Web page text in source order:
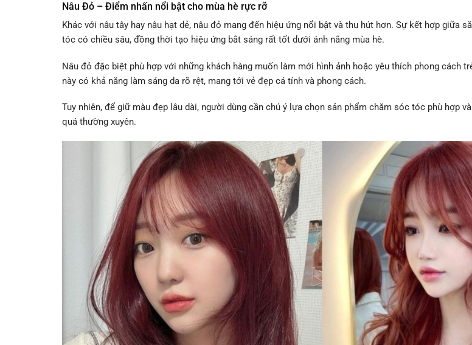
Nâu Đỏ – Điểm nhấn nổi bật cho mùa hè rực rỡ
Khác với nâu tây hay nâu hạt dẻ, nâu đỏ mang đến hiệu ứng nổi bật và thu hút hơn. Sự kết hợp giữa
tóc có chiều sâu, đồng thời tạo hiệu ứng bắt sáng rất tốt dưới ánh nắng mùa hè.
Nâu đỏ đặc biệt phù hợp với những khách hàng muốn làm mới hình ảnh hoặc yêu thích phong cách
này có khả năng làm sáng da rõ rệt, mang tới vẻ đẹp cá tính và phong cách.
Tuy nhiên, để giữ màu đẹp lâu dài, người dùng cần chú ý lựa chọn sản phẩm chăm sóc tóc phù hợp
quá thường xuyên.